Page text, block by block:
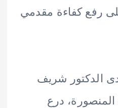
مقدمي
شريف
درع